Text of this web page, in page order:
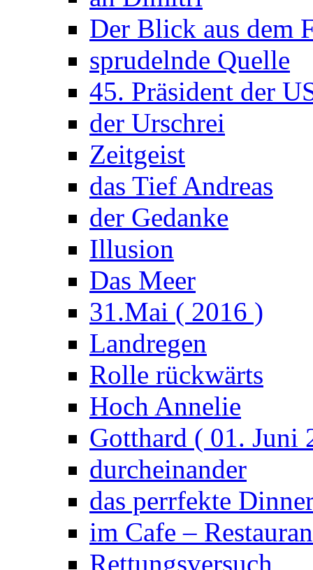
Der Blick aus dem
sprudelnde Quelle
45. Präsident der
der Urschrei
Zeitgeist
das Tief Andreas
der Gedanke
Illusion
Das Meer
31.Mai ( 2016 )
Landregen
Rolle rückwärts
Hoch Annelie
Gotthard ( 01. Juni
durcheinander
das perrfekte
im Cafe –
Rettungsversuch